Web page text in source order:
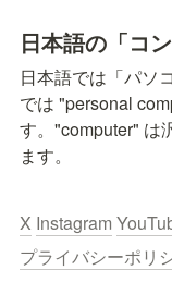
日本語の「コ
日本語では「パソ
では "personal
す。"computer" は
ます。
X Instagram
プライバシーポリ